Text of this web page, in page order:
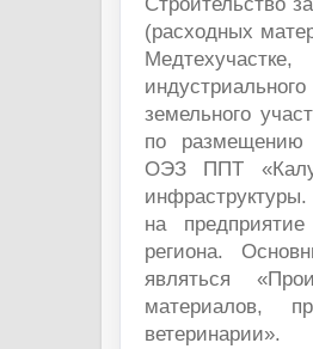
(расходных
земельного
по размещению
ОЭЗ ППТ
на
региона.
являться
материалов,
ветеринарии».